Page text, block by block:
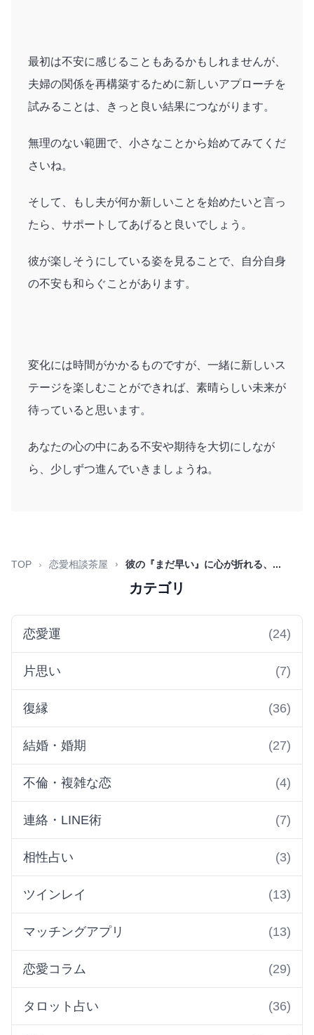
最初は不安に感じることもあるかもしれませんが、
夫婦の関係を再構築するために新しいアプローチを
試みることは、きっと良い結果につながります。
無理のない範囲で、小さなことから始めてみてくだ
さいね。
そして、もし夫が何か新しいことを始めたいと言っ
たら、サポートしてあげると良いでしょう。
彼が楽しそうにしている姿を見ることで、自分自身
の不安も和らぐことがあります。
変化には時間がかかるものですが、一緒に新しいス
テージを楽しむことができれば、素晴らしい未来が
待っていると思います。
あなたの心の中にある不安や期待を大切にしなが
ら、少しずつ進んでいきましょうね。
TOP 恋愛相談茶屋 彼の『まだ早い』に心が折れる、...
カテゴリ
恋愛運 (24)
片思い (7)
復縁 (36)
結婚・婚期 (27)
不倫・複雑な恋 (4)
連絡・LINE術 (7)
相性占い (3)
ツインレイ (13)
マッチングアプリ (13)
恋愛コラム (29)
タロット占い (36)